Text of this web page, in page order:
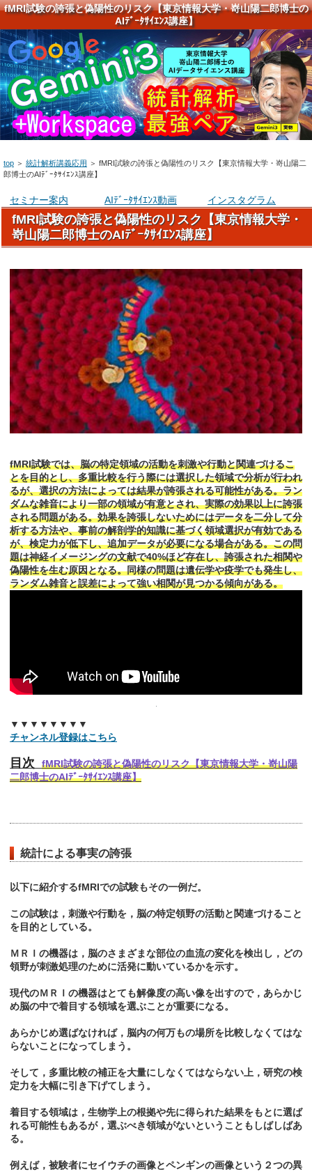
fMRI試験の誇張と偽陽性のリスク【東京情報大学・嵜山陽二郎博士の
AIﾃﾞｰﾀｻｲｴﾝｽ講座】
top ＞ 統計解析講義応用 ＞ fMRI試験の誇張と偽陽性のリスク【東京情報大学・嵜山陽二
郎博士のAIﾃﾞｰﾀｻｲｴﾝｽ講座】
セミナー案内 AIﾃﾞｰﾀｻｲｴﾝｽ動画 インスタグラム
fMRI試験の誇張と偽陽性のリスク【東京情報大学・
嵜山陽二郎博士のAIﾃﾞｰﾀｻｲｴﾝｽ講座】
fMRI試験では、脳の特定領域の活動を刺激や行動と関連づけるこ
とを目的とし、多重比較を行う際には選択した領域で分析が行われ
るが、選択の方法によっては結果が誇張される可能性がある。ラン
ダムな雑音により一部の領域が有意とされ、実際の効果以上に誇張
される問題がある。効果を誇張しないためにはデータを二分して分
析する方法や、事前の解剖学的知識に基づく領域選択が有効である
が、検定力が低下し、追加データが必要になる場合がある。この問
題は神経イメージングの文献で40%ほど存在し、誇張された相関や
偽陽性を生む原因となる。同様の問題は遺伝学や疫学でも発生し、
ランダム雑音と誤差によって強い相関が見つかる傾向がある。
▼▼▼▼▼▼▼▼
チャンネル登録はこちら
目次
fMRI試験の誇張と偽陽性のリスク【東京情報大学・嵜山陽
二郎博士のAIﾃﾞｰﾀｻｲｴﾝｽ講座】
統計による事実の誇張
以下に紹介するfMRIでの試験もその一例だ。
この試験は，刺激や行動を，脳の特定領野の活動と関連づけること
を目的としている。
ＭＲＩの機器は，脳のさまざまな部位の血流の変化を検出し，どの
領野が刺激処理のために活発に動いているかを示す。
現代のＭＲＩの機器はとても解像度の高い像を出すので，あらかじ
め脳の中で着目する領域を選ぶことが重要になる。
あらかじめ選ばなければ，脳内の何万もの場所を比較しなくてはな
らないことになってしまう。
そして，多重比較の補正を大量にしなくてはならない上，研究の検
定力を大幅に引き下げてしまう。
着目する領域は，生物学上の根拠や先に得られた結果をもとに選ば
れる可能性もあるが，選ぶべき領域がないということもしばしばあ
る。
例えば，被験者にセイウチの画像とペンギンの画像という２つの異